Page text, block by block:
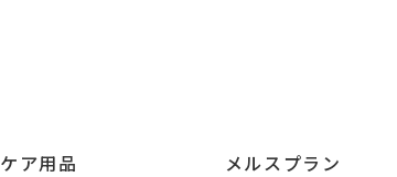
ケア用品 メルスプラン